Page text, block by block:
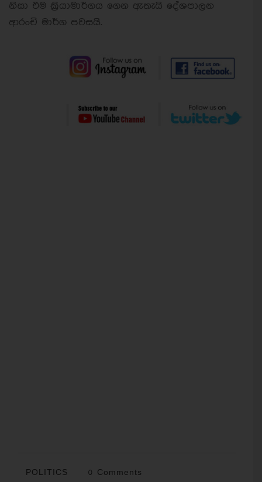
නිසා එම ක්‍රියාමාර්ගය ගෙන ඇතැයි දේශපාලන
ආරංචි මාර්ග පවසයි.
POLITICS 0 Comments